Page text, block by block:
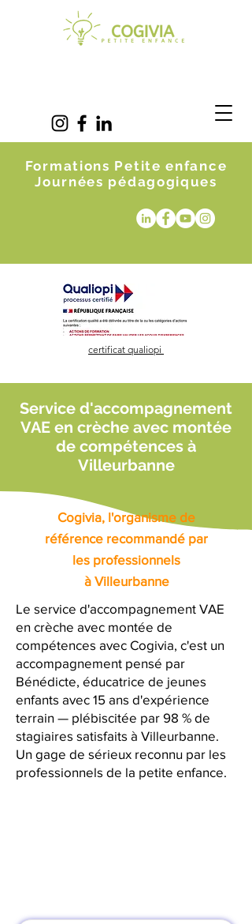
Formations Petite enfance
Journées pédagogiques
certificat qualiopi
Service d'accompagnement
VAE en crèche avec montée
de compétences à
Villeurbanne
Cogivia, l'organisme de
référence recommandé par
les professionnels
à Villeurbanne
Le service d'accompagnement VAE
en crèche avec montée de
compétences avec Cogivia, c'est un
accompagnement pensé par
Bénédicte, éducatrice de jeunes
enfants avec 15 ans d'expérience
terrain — plébiscitée par 98 % de
stagiaires satisfaits à Villeurbanne.
Un gage de sérieux reconnu par les
professionnels de la petite enfance.